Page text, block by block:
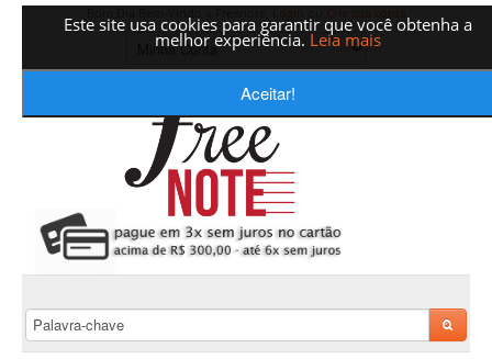
Este site usa cookies para garantir que você obtenha a
melhor experiência. Leia mais
Aceitar!